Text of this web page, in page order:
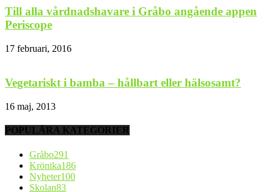
Till alla vårdnadshavare i Gråbo angående appen
Periscope
17 februari, 2016
Vegetariskt i bamba – hållbart eller hälsosamt?
16 maj, 2013
POPULÄRA KATEGORIER
Gråbo291
Krönika186
Nyheter100
Skolan83